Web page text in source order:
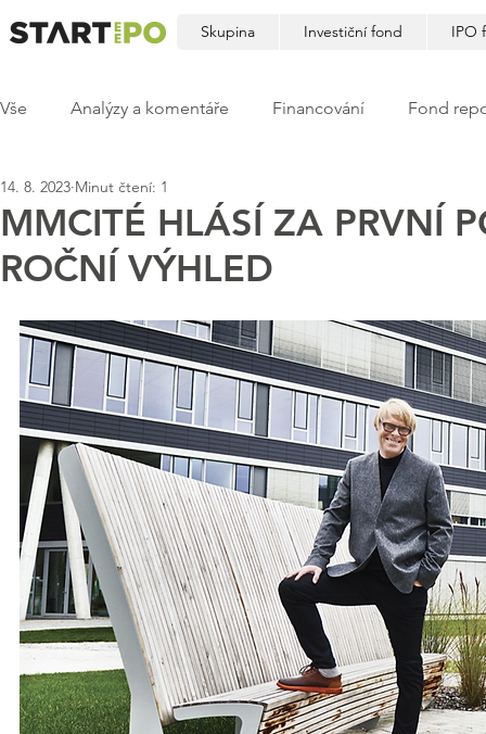
Skupina Investiční fond IPO
Vše Analýzy a komentáře Financování Fond
MMCITÉ HLÁSÍ ZA PRVNÍ
ROČNÍ VÝHLED
14. 8. 2023 Minut čtení: 1